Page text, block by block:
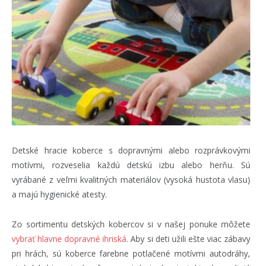
Detské hracie koberce s dopravnými alebo rozprávkovými
motívmi, rozveselia každú detskú izbu alebo herňu. Sú
vyrábané z veľmi kvalitných materiálov (vysoká hustota vlasu)
a majú hygienické atesty.
Zo sortimentu detských kobercov si v našej ponuke môžete
vybrať hlavne dopravné ihriská. Aby si deti užili ešte viac zábavy
pri hrách, sú koberce farebne potlačené motívmi autodráhy,